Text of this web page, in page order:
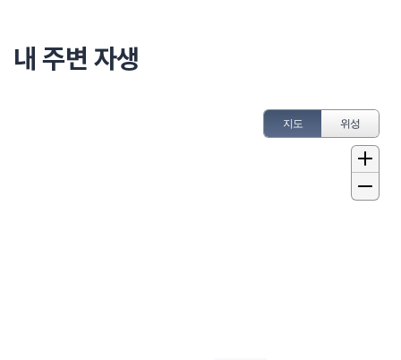
내 주변 자생
지도 위성